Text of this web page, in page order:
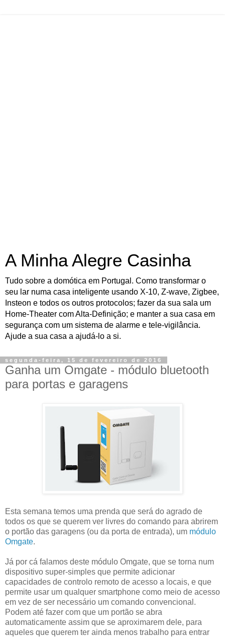
A Minha Alegre Casinha
Tudo sobre a domótica em Portugal. Como transformar o
seu lar numa casa inteligente usando X-10, Z-wave, Zigbee,
Insteon e todos os outros protocolos; fazer da sua sala um
Home-Theater com Alta-Definição; e manter a sua casa em
segurança com um sistema de alarme e tele-vigilância.
Ajude a sua casa a ajudá-lo a si.
segunda-feira, 15 de fevereiro de 2016
Ganha um Omgate - módulo bluetooth
para portas e garagens
Esta semana temos uma prenda que será do agrado de
todos os que se querem ver livres do comando para abrirem
o portão das garagens (ou da porta de entrada), um módulo
Omgate.
Já por cá falamos deste módulo Omgate, que se torna num
dispositivo super-simples que permite adicionar
capacidades de controlo remoto de acesso a locais, e que
permite usar um qualquer smartphone como meio de acesso
em vez de ser necessário um comando convencional.
Podem até fazer com que um portão se abra
automaticamente assim que se aproximarem dele, para
aqueles que querem ter ainda menos trabalho para entrar